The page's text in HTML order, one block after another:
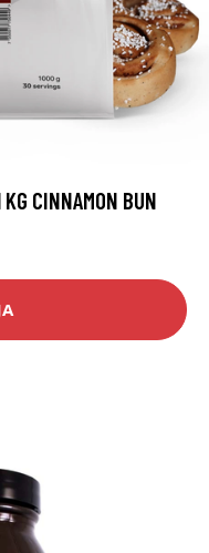
CINNAMON BUN